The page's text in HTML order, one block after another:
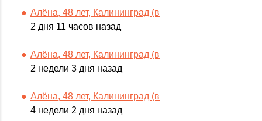
Алёна, 48 лет, Калининград (в
2 дня 11 часов назад
Алёна, 48 лет, Калининград (в
2 недели 3 дня назад
Алёна, 48 лет, Калининград (в
4 недели 2 дня назад